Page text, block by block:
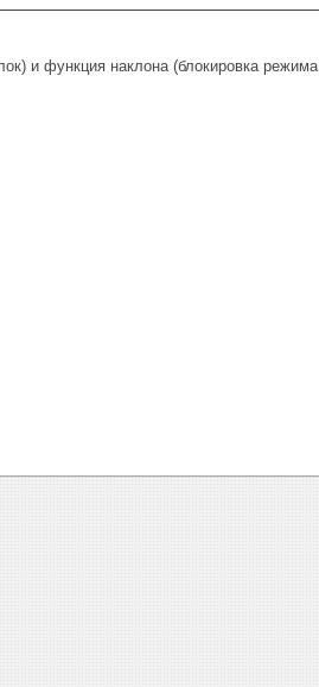
и функция наклона (блокировка режима